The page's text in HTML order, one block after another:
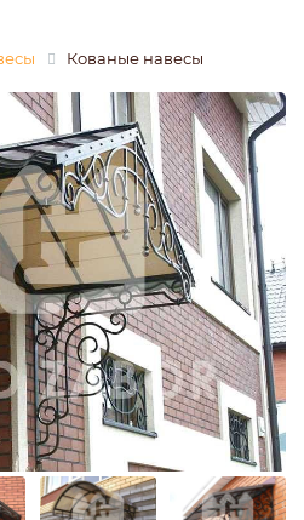
Кованые навесы